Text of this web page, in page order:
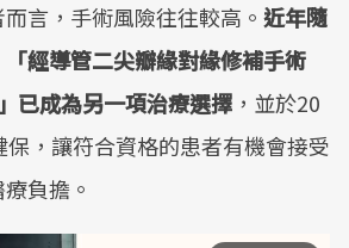
言，手術風險往往較高。 近年隨
經導管二尖瓣緣對緣修補手術
已成為另一項治療選擇 ，並於20
，讓符合資格的患者有機會接受
負擔。